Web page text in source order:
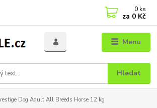
Menu
Hledat
0 ks
za 0 Kč
Dog Adult All Breeds Horse 12 kg